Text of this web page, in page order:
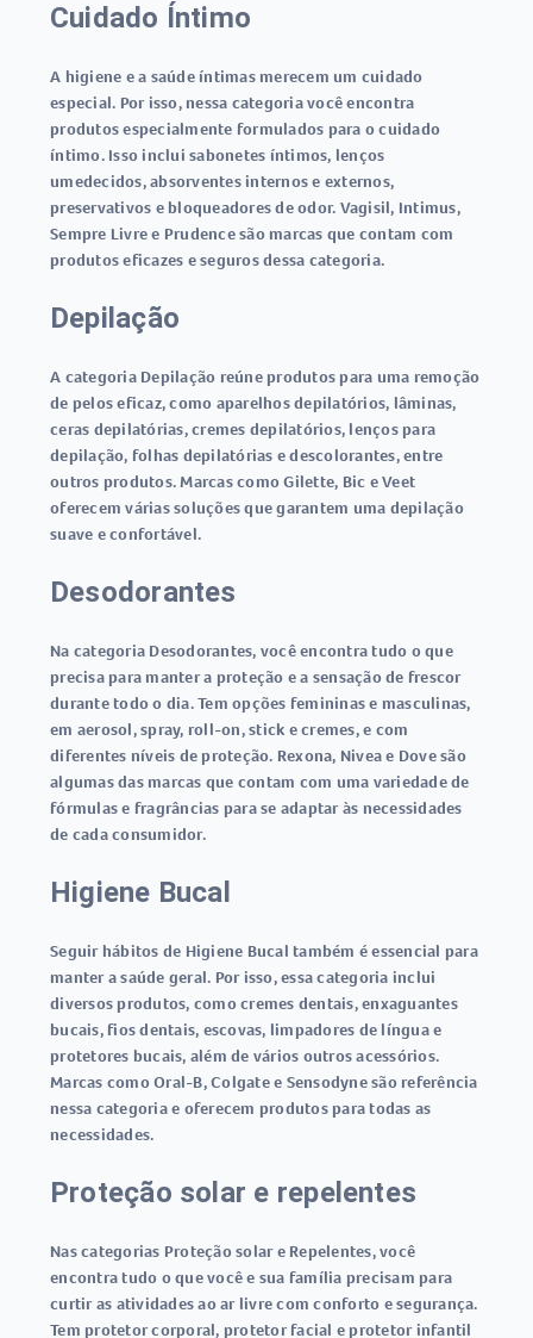
Cuidado Íntimo
A higiene e a saúde íntimas merecem um cuidado
especial. Por isso, nessa categoria você encontra
produtos especialmente formulados para o cuidado
íntimo. Isso inclui sabonetes íntimos, lenços
umedecidos, absorventes internos e externos,
preservativos e bloqueadores de odor. Vagisil, Intimus,
Sempre Livre e Prudence são marcas que contam com
produtos eficazes e seguros dessa categoria.
Depilação
A categoria Depilação reúne produtos para uma remoção
de pelos eficaz, como aparelhos depilatórios, lâminas,
ceras depilatórias, cremes depilatórios, lenços para
depilação, folhas depilatórias e descolorantes, entre
outros produtos. Marcas como Gilette, Bic e Veet
oferecem várias soluções que garantem uma depilação
suave e confortável.
Desodorantes
Na categoria Desodorantes, você encontra tudo o que
precisa para manter a proteção e a sensação de frescor
durante todo o dia. Tem opções femininas e masculinas,
em aerosol, spray, roll-on, stick e cremes, e com
diferentes níveis de proteção. Rexona, Nivea e Dove são
algumas das marcas que contam com uma variedade de
fórmulas e fragrâncias para se adaptar às necessidades
de cada consumidor.
Higiene Bucal
Seguir hábitos de Higiene Bucal também é essencial para
manter a saúde geral. Por isso, essa categoria inclui
diversos produtos, como cremes dentais, enxaguantes
bucais, fios dentais, escovas, limpadores de língua e
protetores bucais, além de vários outros acessórios.
Marcas como Oral-B, Colgate e Sensodyne são referência
nessa categoria e oferecem produtos para todas as
necessidades.
Proteção solar e repelentes
Nas categorias Proteção solar e Repelentes, você
encontra tudo o que você e sua família precisam para
curtir as atividades ao ar livre com conforto e segurança.
Tem protetor corporal, protetor facial e protetor infantil